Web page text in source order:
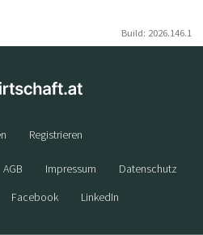
Build: 2026.146.1
Registrieren
AGB Impressum
Datenschutz
Facebook LinkedIn